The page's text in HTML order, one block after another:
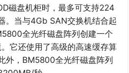
磁盘机柜时，最多可支持224
。当与4Gb SAN交换机结合起
全光纤磁盘阵列创建一个
它还使用了高级的高速缓存算
外， BM5800全光纤磁盘阵列